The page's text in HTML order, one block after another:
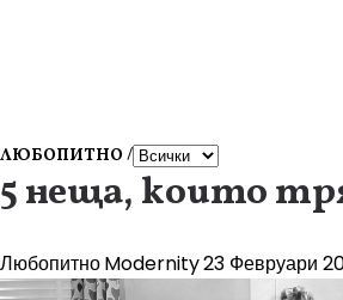
ЛЮБОПИТНО /
5 неща, които
ЛюбопитноModernity23 Февруари